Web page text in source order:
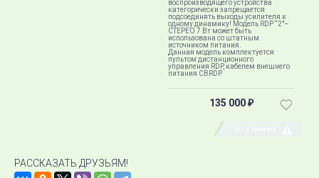
воспроизводящего устройства
категорически запрещается
подсоединять выходы усилителя к
одному динамику! Модель RDP “2"–
СТЕРЕО 7 Вт может быть
использована со штатным
источником питания.
Данная модель комплектуется
пультом дистанционного
управления RDP, кабелем внешнего
питания CBRDP.
135 000 ₽
РАССКАЗАТЬ ДРУЗЬЯМ!